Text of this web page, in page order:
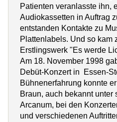
Patienten veranlasste ihn,
Audiokassetten in Auftrag
entstanden Kontakte zu
Plattenlabels. Und so kam
Erstlingswerk "Es werde
Am 18. November 1998
Debüt-Konzert in Essen-
Bühnenerfahrung konnte
Braun, auch bekannt unter
Arcanum, bei den
und verschiedenen